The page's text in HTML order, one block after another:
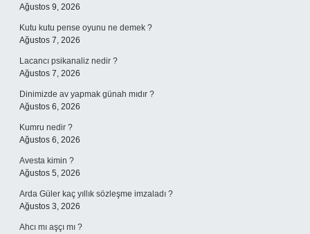
Ağustos 9, 2026
Kutu kutu pense oyunu ne demek ?
Ağustos 7, 2026
Lacancı psikanaliz nedir ?
Ağustos 7, 2026
Dinimizde av yapmak günah mıdır ?
Ağustos 6, 2026
Kumru nedir ?
Ağustos 6, 2026
Avesta kimin ?
Ağustos 5, 2026
Arda Güler kaç yıllık sözleşme imzaladı ?
Ağustos 3, 2026
Ahcı mı aşçı mı ?